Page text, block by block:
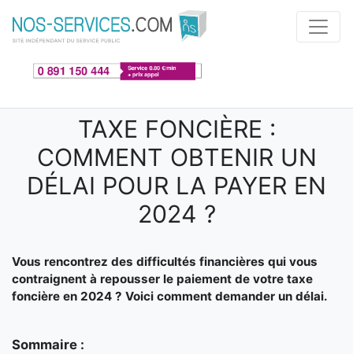
Aller au contenu principal
TAXE FONCIÈRE :
COMMENT OBTENIR UN
DÉLAI POUR LA PAYER EN
2024 ?
Vous rencontrez des difficultés financières qui vous
contraignent à repousser le paiement de votre taxe
foncière en 2024 ? Voici comment demander un délai.
Sommaire :